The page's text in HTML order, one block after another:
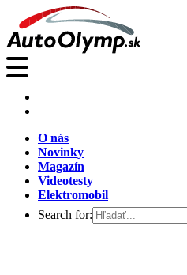
O nás
Novinky
Magazín
Videotesty
Elektromobil
Search for: